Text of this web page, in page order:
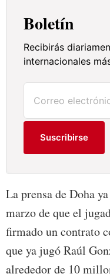
Boletín
Recibirás
internacionales
Suscribirse
La prensa de Doha
marzo de que el
firmado un contrato
que ya jugó Raúl
alrededor de 10